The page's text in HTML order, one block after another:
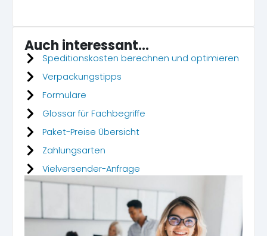
Auch interessant...
Speditionskosten berechnen und optimieren
Verpackungstipps
Formulare
Glossar für Fachbegriffe
Paket-Preise Übersicht
Zahlungsarten
Vielversender-Anfrage